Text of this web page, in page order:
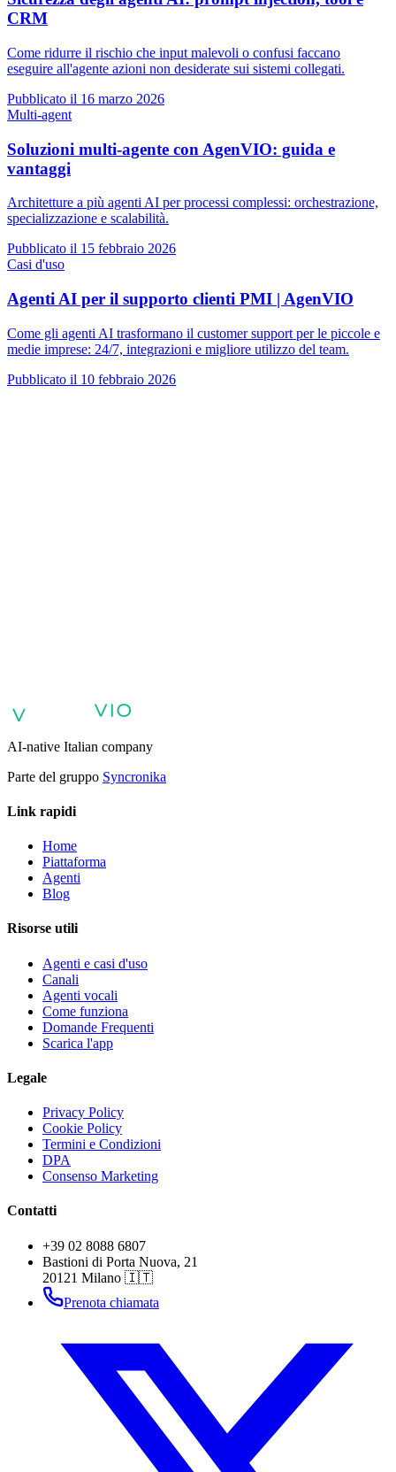
CRM
Come ridurre il rischio che input malevoli o confusi faccano
eseguire all'agente azioni non desiderate sui sistemi collegati.
Pubblicato il 16 marzo 2026
Multi-agent
Soluzioni multi-agente con AgenVIO: guida e
vantaggi
Architetture a più agenti AI per processi complessi: orchestrazione,
specializzazione e scalabilità.
Pubblicato il 15 febbraio 2026
Casi d'uso
Agenti AI per il supporto clienti PMI | AgenVIO
Come gli agenti AI trasformano il customer support per le piccole e
medie imprese: 24/7, integrazioni e migliore utilizzo del team.
Pubblicato il 10 febbraio 2026
Aziende
Agenti AI Aziendali
AI-native Italian company
Parte del gruppo Syncronika
Link rapidi
Home
Piattaforma
Agenti
Blog
Risorse utili
Agenti e casi d'uso
Canali
Agenti vocali
Come funziona
Domande Frequenti
Scarica l'app
Legale
Privacy Policy
Cookie Policy
Termini e Condizioni
DPA
Consenso Marketing
Contatti
+39 02 8088 6807
Bastioni di Porta Nuova, 21
20121 Milano 🇮🇹
Prenota chiamata